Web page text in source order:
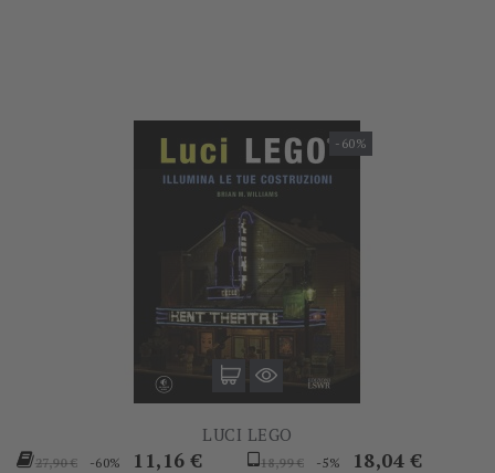
-60%
LUCI LEGO
Prezzo
27,90 € -60% Prezzo
11,16 €
Prezzo
18,99 € -5% Prezzo
18,04 €